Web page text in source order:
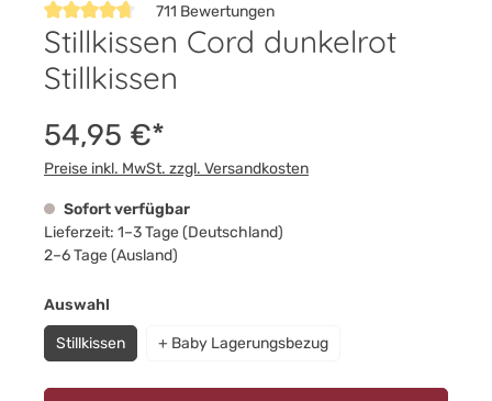
Durchschnittliche Bewertung von 4.8 von 5 Sternen
711 Bewertungen
Stillkissen Cord dunkelrot
Stillkissen
54,95 €*
Preise inkl. MwSt. zzgl. Versandkosten
Sofort verfügbar
Lieferzeit: 1–3 Tage (Deutschland)
2–6 Tage (Ausland)
Auswahl
Stillkissen + Baby Lagerungsbezug